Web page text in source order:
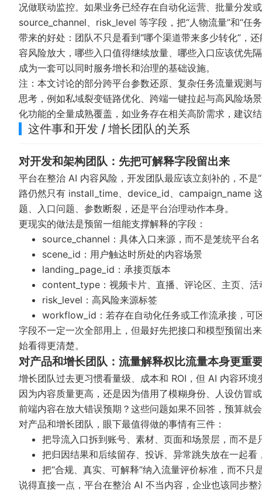
况做联动监控。如果业务已经存在自动化运营、批量分
source_channel、risk_level 等字段，把“人物流量”和“任
带来的好处：团队不只是看到“哪个渠道带来多少转化”，
容风险放大，哪些入口值得继续放量、哪些入口应该优先
成为一套可以同时服务增长和治理的基础设施。
注：本文讨论的部分跨平台参数还原、复杂任务流量观测
思考，例如私域裂变链路优化、跨端一键拉起与高风险场
化功能的全量成熟覆盖，如业务存在相关高阶需求，建议
这件事和开发 / 增长团队的关系
对开发和架构团队：先把可解释字段留出来
平台在整治 AI 内容风险，开发团队最应该立刻补的，不
路仍然只有 install_time、device_id、campaign_name
题、入口问题、参数断裂，还是平台治理动作本身。
更现实的做法是预留一组能支撑解释的字段：
source_channel：具体入口来源，而不是笼统平台名
scene_id：用户触达时所处的内容场景
landing_page_id：承接页版本
content_type：视频卡片、直播、评论区、主页、活
risk_level：高风险来源标签
workflow_id：若存在自动化任务或工作流承接，可
字段不一定一次全部用上，但最好先把接口和模型预留出
始看得更清楚。
对产品和增长团队：流量解释权比流量本身更重
增长团队过去更习惯看量级、成本和 ROI，但 AI 内容环
因为内容质量更高，还是因为借用了模糊身份、人设仿冒
前端内容在放大错误预期？这些问题如果不回答，预算就
对产品和增长团队，眼下最值得做的事情有三件：
把导流入口拆到账号、素材、页面和场景层，而不是
把归因结果和后续留存、投诉、异常跳失放在一起看
把“合规、真实、可解释”纳入流量评价标准，而不只
说得直接一点，平台在整治 AI 不当内容，企业也该同步